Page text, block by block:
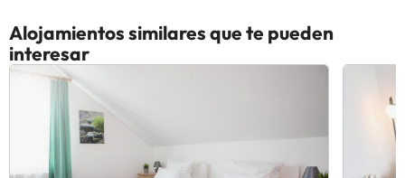
Alojamientos similares que te pueden
interesar